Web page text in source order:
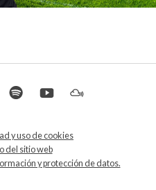
y uso de cookies
del sitio web
y protección de datos.